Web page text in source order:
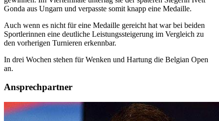
Gonda aus Ungarn und verpasste somit knapp eine Medaille.
Auch wenn es nicht für eine Medaille gereicht hat war bei beiden
Sportlerinnen eine deutliche Leistungssteigerung im Vergleich zu
den vorherigen Turnieren erkennbar.
In drei Wochen stehen für Wenken und Hartung die Belgian Open
an.
Ansprechpartner